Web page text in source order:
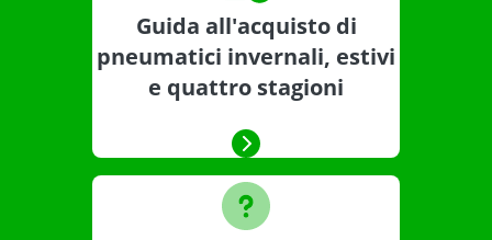
Guida all'acquisto di
pneumatici invernali, estivi
e quattro stagioni